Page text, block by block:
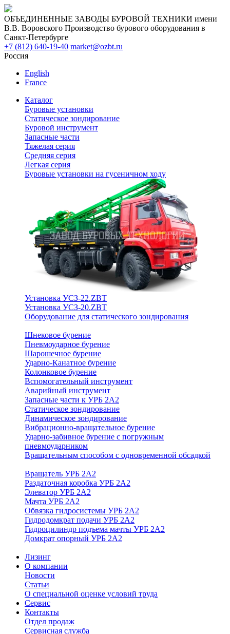
ОБЪЕДИНЕННЫЕ ЗАВОДЫ БУРОВОЙ ТЕХНИКИ имени
В.В. Воровского Производство бурового оборудования в
Санкт-Петербурге
+7 (812) 640-19-40 market@ozbt.ru
Россия
English
France
Каталог
Буровые установки
Статическое зондирование
Буровой инструмент
Запасные части
Тяжелая серия
Средняя серия
Легкая серия
Буровые установки на гусеничном ходу
Установка УСЗ-22.ZBT
Установка УСЗ-20.ZBT
Оборудование для статического зондирования
Шнековое бурение
Пневмоударное бурение
Шарошечное бурение
Ударно-Канатное бурение
Колонковое бурение
Вспомогательный инструмент
Аварийный инструмент
Запасные части к УРБ 2А2
Статическое зондирование
Динамическое зондирование
Вибрационно-вращательное бурение
Ударно-забивное бурение с погружным
пневмоударником
Вращательным способом с одновременной обсадкой
Вращатель УРБ 2А2
Раздаточная коробка УРБ 2А2
Элеватор УРБ 2А2
Мачта УРБ 2А2
Обвязка гидросистемы УРБ 2А2
Гидродомкрат подачи УРБ 2А2
Гидроцилиндр подъема мачты УРБ 2А2
Домкрат опорный УРБ 2А2
Лизинг
О компании
Новости
Статьи
О специальной оценке условий труда
Сервис
Контакты
Отдел продаж
Сервисная служба